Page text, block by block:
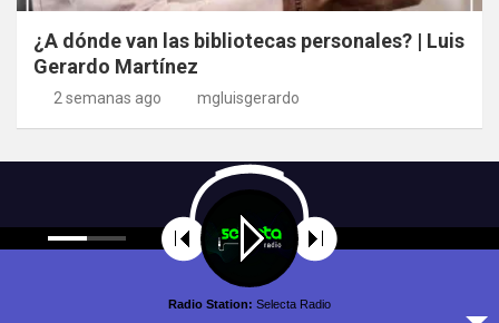
¿A dónde van las bibliotecas personales? | Luis
Gerardo Martínez
2 semanas ago mgluisgerardo
Radio Station: Selecta Radio
Copyright © All rights reserved | Theme by